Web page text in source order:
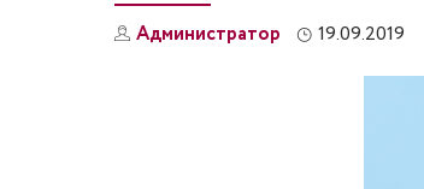
Администратор 19.09.2019